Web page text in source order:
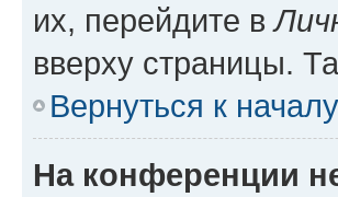
их, перейдите в
вверху страницы.
Вернуться к началу
На конференции